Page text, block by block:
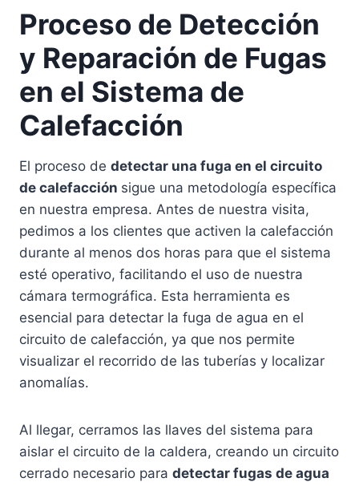
Proceso de Detección
y Reparación de Fugas
en el Sistema de
Calefacción
El proceso de detectar una fuga en el circuito
de calefacción sigue una metodología específica
en nuestra empresa. Antes de nuestra visita,
pedimos a los clientes que activen la calefacción
durante al menos dos horas para que el sistema
esté operativo, facilitando el uso de nuestra
cámara termográfica. Esta herramienta es
esencial para detectar la fuga de agua en el
circuito de calefacción, ya que nos permite
visualizar el recorrido de las tuberías y localizar
anomalías.
Al llegar, cerramos las llaves del sistema para
aislar el circuito de la caldera, creando un circuito
cerrado necesario para detectar fugas de agua